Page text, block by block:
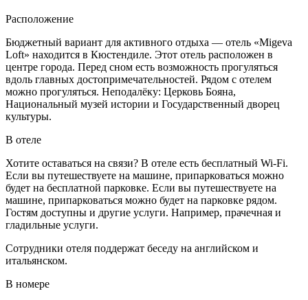
Расположение
Бюджетный вариант для активного отдыха — отель «Migeva
Loft» находится в Кюстендиле. Этот отель расположен в
центре города. Перед сном есть возможность прогуляться
вдоль главных достопримечательностей. Рядом с отелем
можно прогуляться. Неподалёку: Церковь Бояна,
Национальный музей истории и Государственный дворец
культуры.
В отеле
Хотите оставаться на связи? В отеле есть бесплатный Wi-Fi.
Если вы путешествуете на машине, припарковаться можно
будет на бесплатной парковке. Если вы путешествуете на
машине, припарковаться можно будет на парковке рядом.
Гостям доступны и другие услуги. Например, прачечная и
гладильные услуги.
Сотрудники отеля поддержат беседу на английском и
итальянском.
В номере